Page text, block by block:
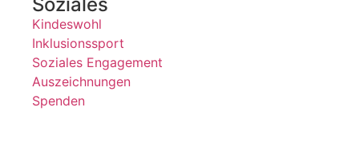
Kindeswohl
Inklusionssport
Soziales Engagement
Auszeichnungen
Spenden